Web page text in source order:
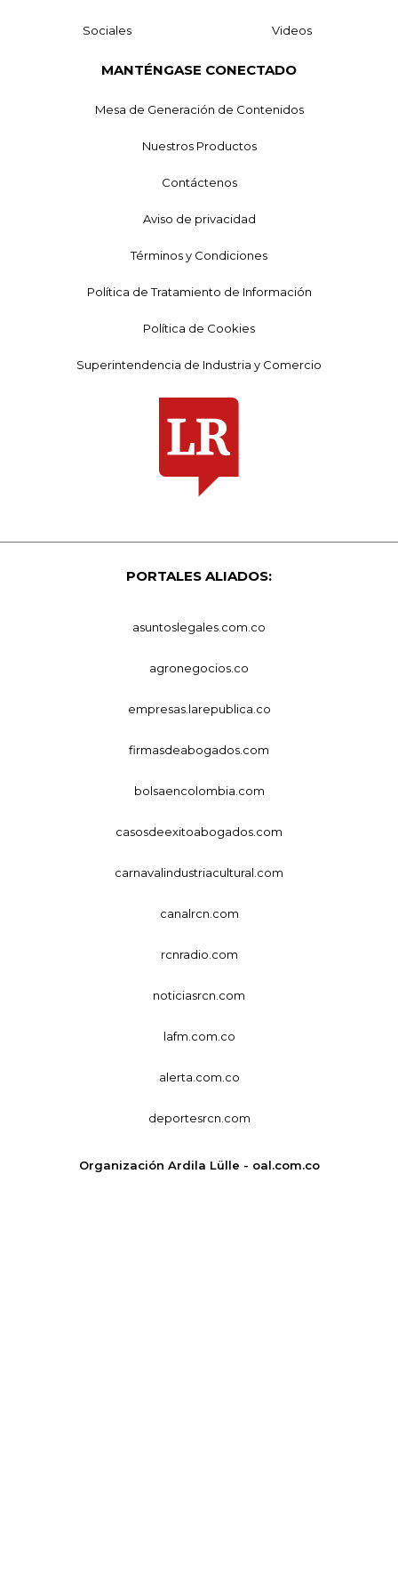
Sociales Videos
MANTÉNGASE CONECTADO
Mesa de Generación de Contenidos
Nuestros Productos
Contáctenos
Aviso de privacidad
Términos y Condiciones
Política de Tratamiento de Información
Política de Cookies
Superintendencia de Industria y Comercio
PORTALES ALIADOS:
asuntoslegales.com.co
agronegocios.co
empresas.larepublica.co
firmasdeabogados.com
bolsaencolombia.com
casosdeexitoabogados.com
carnavalindustriacultural.com
canalrcn.com
rcnradio.com
noticiasrcn.com
lafm.com.co
alerta.com.co
deportesrcn.com
Organización Ardila Lülle - oal.com.co